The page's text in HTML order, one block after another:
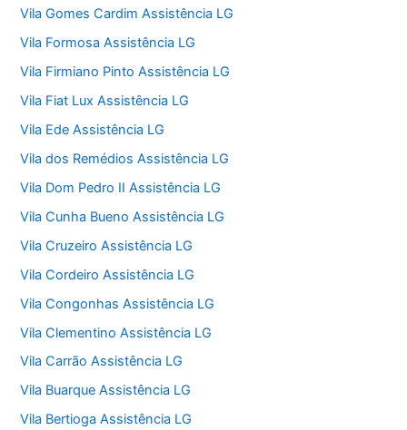
Vila Gomes Cardim Assistência LG
Vila Formosa Assistência LG
Vila Firmiano Pinto Assistência LG
Vila Fiat Lux Assistência LG
Vila Ede Assistência LG
Vila dos Remédios Assistência LG
Vila Dom Pedro II Assistência LG
Vila Cunha Bueno Assistência LG
Vila Cruzeiro Assistência LG
Vila Cordeiro Assistência LG
Vila Congonhas Assistência LG
Vila Clementino Assistência LG
Vila Carrão Assistência LG
Vila Buarque Assistência LG
Vila Bertioga Assistência LG